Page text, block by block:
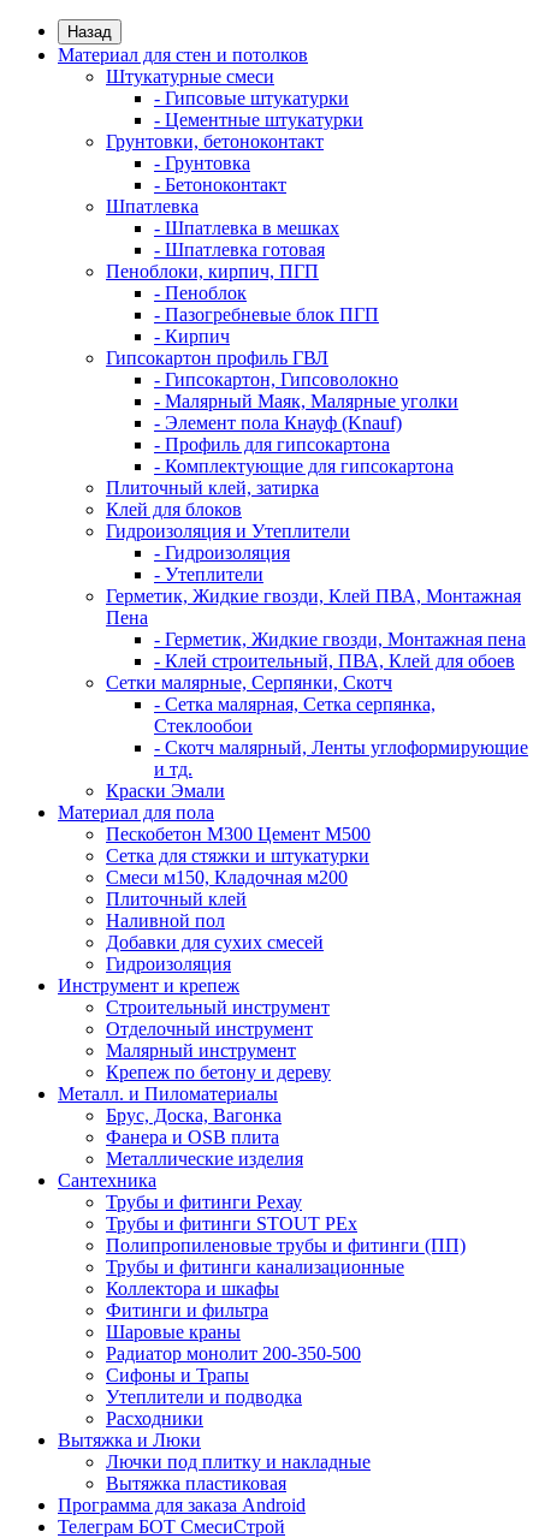
Назад
Материал для стен и потолков
Штукатурные смеси
- Гипсовые штукатурки
- Цементные штукатурки
Грунтовки, бетоноконтакт
- Грунтовка
- Бетоноконтакт
Шпатлевка
- Шпатлевка в мешках
- Шпатлевка готовая
Пеноблоки, кирпич, ПГП
- Пеноблок
- Пазогребневые блок ПГП
- Кирпич
Гипсокартон профиль ГВЛ
- Гипсокартон, Гипсоволокно
- Малярный Маяк, Малярные уголки
- Элемент пола Кнауф (Knauf)
- Профиль для гипсокартона
- Комплектующие для гипсокартона
Плиточный клей, затирка
Клей для блоков
Гидроизоляция и Утеплители
- Гидроизоляция
- Утеплители
Герметик, Жидкие гвозди, Клей ПВА, Монтажная
Пена
- Герметик, Жидкие гвозди, Монтажная пена
- Клей строительный, ПВА, Клей для обоев
Сетки малярные, Серпянки, Скотч
- Сетка малярная, Сетка серпянка,
Стеклообои
- Скотч малярный, Ленты углоформирующие
и тд.
Краски Эмали
Материал для пола
Пескобетон М300 Цемент М500
Сетка для стяжки и штукатурки
Смеси м150, Кладочная м200
Плиточный клей
Наливной пол
Добавки для сухих смесей
Гидроизоляция
Инструмент и крепеж
Строительный инструмент
Отделочный инструмент
Малярный инструмент
Крепеж по бетону и дереву
Металл. и Пиломатериалы
Брус, Доска, Вагонка
Фанера и OSB плита
Металлические изделия
Сантехника
Трубы и фитинги Рехау
Трубы и фитинги STOUT PEx
Полипропиленовые трубы и фитинги (ПП)
Трубы и фитинги канализационные
Коллектора и шкафы
Фитинги и фильтра
Шаровые краны
Радиатор монолит 200-350-500
Сифоны и Трапы
Утеплители и подводка
Расходники
Вытяжка и Люки
Лючки под плитку и накладные
Вытяжка пластиковая
Программа для заказа Android
Телеграм БОТ СмесиСтрой